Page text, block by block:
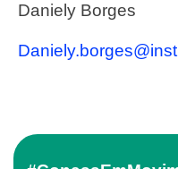
Daniely Borges